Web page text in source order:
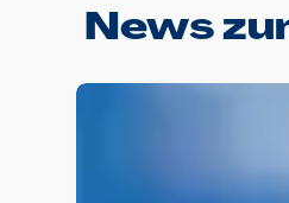
News